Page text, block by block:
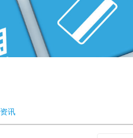
资讯